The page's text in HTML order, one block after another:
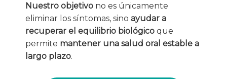
Nuestro objetivo no es únicamente
eliminar los síntomas, sino ayudar a
recuperar el equilibrio biológico que
permite mantener una salud oral estable a
largo plazo.